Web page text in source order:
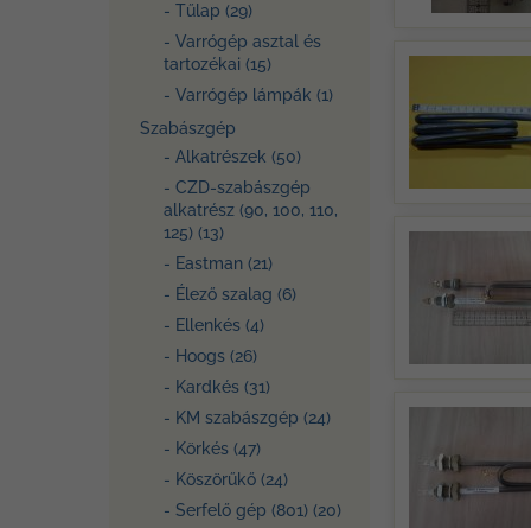
- Tűlap (29)
- Varrógép asztal és
tartozékai (15)
- Varrógép lámpák (1)
Szabászgép
- Alkatrészek (50)
- CZD-szabászgép
alkatrész (90, 100, 110,
125) (13)
- Eastman (21)
- Élező szalag (6)
- Ellenkés (4)
- Hoogs (26)
- Kardkés (31)
- KM szabászgép (24)
- Körkés (47)
- Köszörűkő (24)
- Serfelő gép (801) (20)